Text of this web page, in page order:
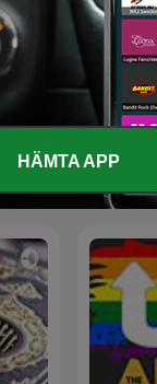
-
Konst-
HÄMTA APP